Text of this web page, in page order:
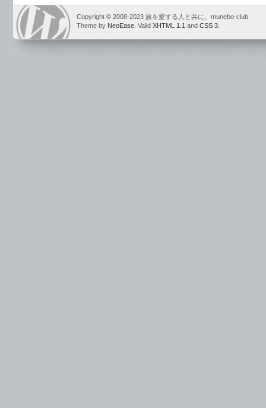
Copyright © 2008-2023 旅を愛する人と共に。munebo-club
Theme by NeoEase . Valid XHTML 1.1 and CSS 3